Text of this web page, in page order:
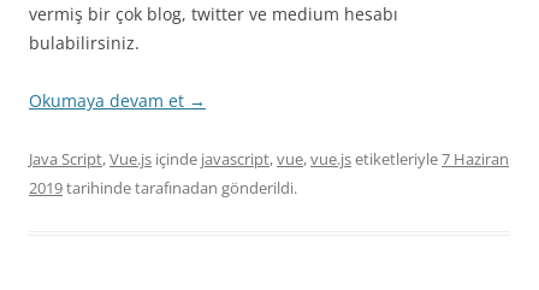
vermiş bir çok blog, twitter ve medium hesabı
bulabilirsiniz.
Okumaya devam et →
Java Script,Vue.js içinde javascript,vue,vue.jsetiketleriyle7 Haziran
2019tarihindetarafınadan gönderildi.